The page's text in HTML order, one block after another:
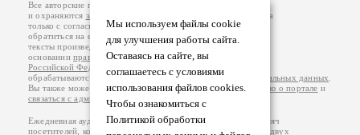
Мы используем файлы cookie
для улучшения работы сайта.
Оставаясь на сайте, вы
соглашаетесь с условиями
использования файлов cookies.
Чтобы ознакомиться с
Политикой обработки
Все авторские права на произведения принадлежат авторам
и охраняются законом
. Перепечатка произведений возможна
только с согласия его автора, к которому вы можете
обратиться на его авторской странице. Ответственность за
тексты произведений авторы несут самостоятельно на
основанииправил публикацииизаконодательства
Российской Федерации
обрабатываются на основанииПолитики обработки персональных данных
Вы также можете посмотреть более подробнуюинформацию о портале и
связаться с администрацией
Ежедневная аудитория портала Стихи.ру – порядка 200 тысяч
посетителей, которые в общей сумме просматривают более двух